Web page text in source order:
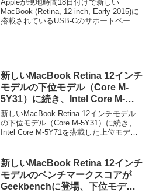
ドでの設定／移行アシスタントが
使用可能。
Appleが現地時間18日付けで新しい
MacBook (Retina, 12-inch, Early 2015)に
搭載されているUSB-Cのサポートペー
新しいMacBook Retina 12インチ
モデルの下位モデル（Core M-
5Y31）に続き、Intel Core M-
5Y71を搭載したCTOモデルのベ
ンチマークスコアが公開される？
新しいMacBook Retina 12インチモデル
の下位モデル（Core M-5Y31）に続き、
Intel Core M-5Y71を搭載した上位モデル
新しいMacBook Retina 12インチ
モデルのベンチマークスコアが
Geekbenchに登場、下位モデル